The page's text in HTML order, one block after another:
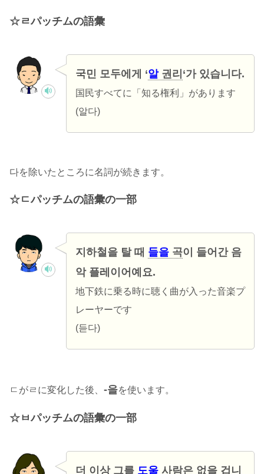
ㄹパッチムの語彙
국민 모두에게 ‘알권리 ‘가 있습니다.
国民すべてに「知る権利」があります
(알다)
다を除いたところに名詞が続きます。
ㄷパッチムの語彙の一部
지하철을 탈 때 들을곡이 들어간 음
악 플레이어예요.
地下鉄に乗る時に聴く曲が入った音楽プ
レーヤーです
(듣다)
ㄷがㄹに変化した後、 -을を使います。
ㅂパッチムの語彙の一部
더 이상 그를 도울사람은 없을 겁니